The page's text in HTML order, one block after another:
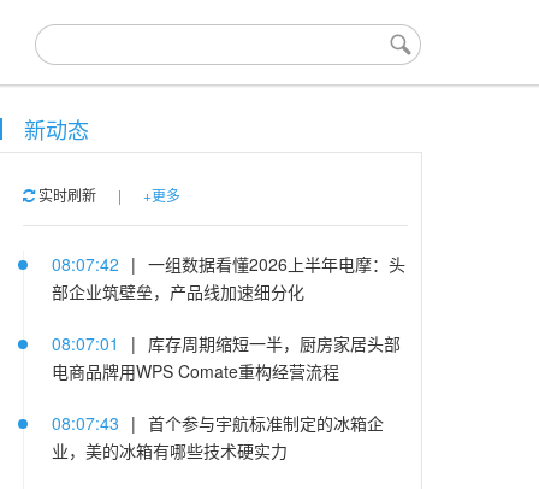
新动态
实时刷新 | +更多
08:07:42 | 一组数据看懂2026上半年电摩：头
部企业筑壁垒，产品线加速细分化
08:07:01 | 库存周期缩短一半，厨房家居头部
电商品牌用WPS Comate重构经营流程
08:07:43 | 首个参与宇航标准制定的冰箱企
业，美的冰箱有哪些技术硬实力